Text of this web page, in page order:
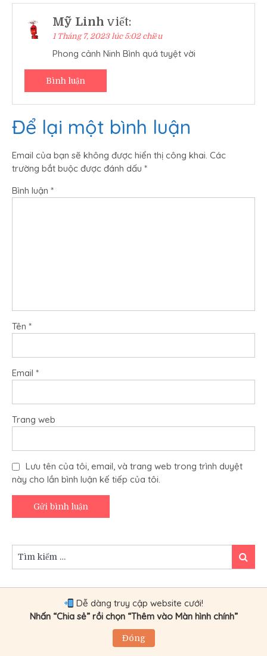
Mỹ Linh viết:
1 Tháng 7, 2023 lúc 5:02 chiều
Phong cảnh Ninh Bình quá tuyệt vời
Bình luận
Để lại một bình luận
Email của bạn sẽ không được hiển thị công khai. Các
trường bắt buộc được đánh dấu *
Bình luận *
Tên *
Email *
Trang web
Lưu tên của tôi, email, và trang web trong trình duyệt
này cho lần bình luận kế tiếp của tôi.
kiếm:
Tìm
kiếm
KIẾM TIỀN CƯỚI VỢ
Dễ dàng truy cập website cưới!
Nhấn “Chia sẻ” rồi chọn “Thêm vào Màn hình chính”
Đóng